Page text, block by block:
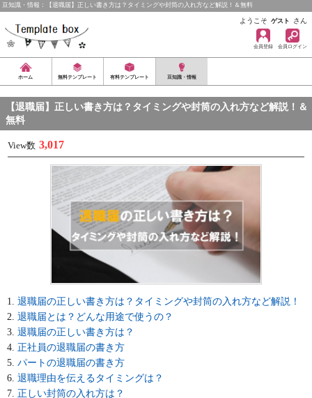
豆知識・情報：【退職届】正しい書き方は？タイミングや封筒の入れ方など解説！＆無料
ようこそ ゲスト さん
会員登録 会員ログイン
ホーム 無料テンプレート 有料テンプレート 豆知識・情報
【退職届】正しい書き方は？タイミングや封筒の入れ方など解説！＆
無料
View数 3,017
退職届の正しい書き方は？タイミングや封筒の入れ方など解説！
退職届とは？どんな用途で使うの？
退職届の正しい書き方は？
正社員の退職届の書き方
パートの退職届の書き方
退職理由を伝えるタイミングは？
正しい封筒の入れ方は？